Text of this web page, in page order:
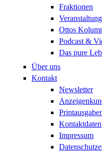
Fraktionen
Ottos
Podcast &
Das pure
Über uns
Kontakt
Newsletter
Kontaktdaten
Impressum